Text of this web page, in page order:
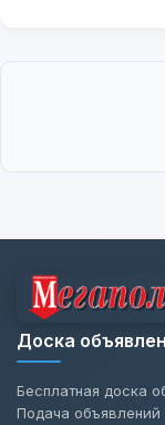
Доска
Бесплатная доска
Подача